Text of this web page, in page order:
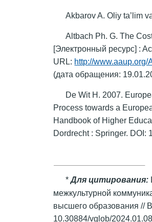
Akbarov A. Oliy ta’lim
Altbach Ph. G. The
[Электронный ресурс] :
URL: http://
(дата обращения:
De Wit H. 2007.
Process towards a
Handbook of Higher
Dordrecht : Springer. DOI:
*Для цитирования:
межкультурной
высшего образования //
10.30884/vglob/